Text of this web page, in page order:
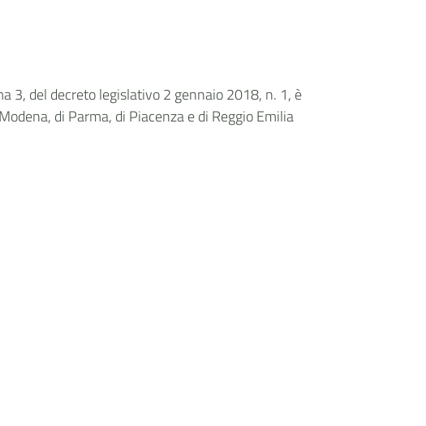
3, del decreto legislativo 2 gennaio 2018, n. 1, è
di Parma, di Piacenza e di Reggio Emilia